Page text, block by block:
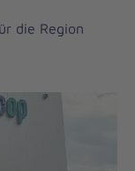
die Region